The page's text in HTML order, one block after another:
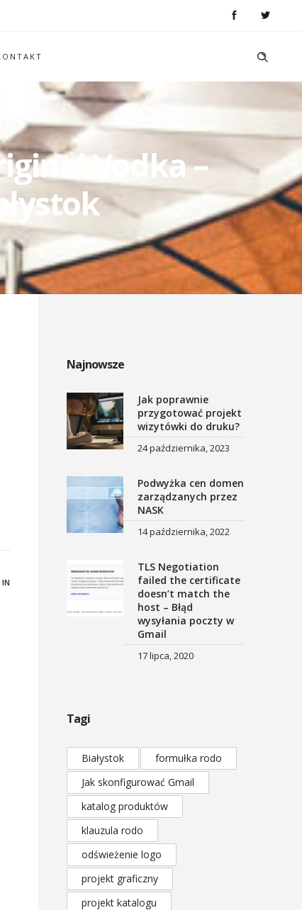
Vodka –
IN
Najnowsze
Jak poprawnie
przygotować projekt
wizytówki do druku?
24 października, 2023
Podwyżka cen domen
zarządzanych przez
NASK
14 października, 2022
TLS Negotiation
failed the certificate
doesn’t match the
host – Błąd
wysyłania poczty w
Gmail
17 lipca, 2020
Tagi
Białystok
formułka rodo
Jak skonfigurować Gmail
katalog produktów
klauzula rodo
odświeżenie logo
projekt graficzny
projekt katalogu